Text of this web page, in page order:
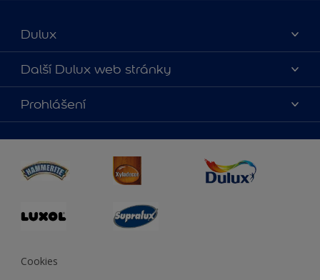
Dulux
O nás
Kontaktujte nás
Najít obchod
Další Dulux web stránky
duluxmalir.cz
duluxmaliar.sk
duluxprodejnabarev.cz
duluxpredajnafarieb.sk
Prohlášení
Cookies